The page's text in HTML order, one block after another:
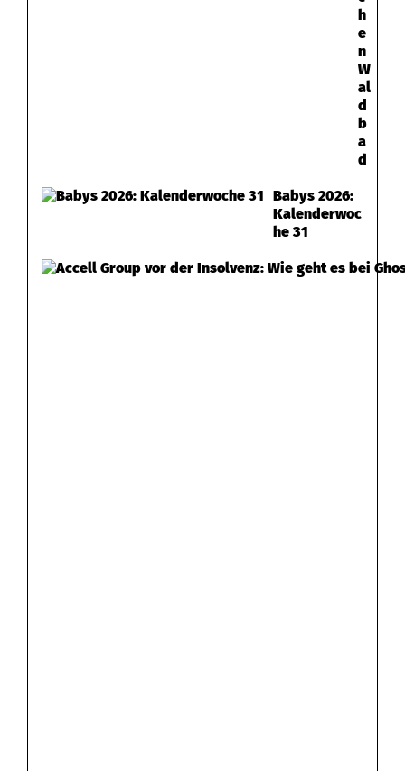
h
e
n
W
al
d
b
a
d
Babys 2026:
Kalenderwoc
he 31